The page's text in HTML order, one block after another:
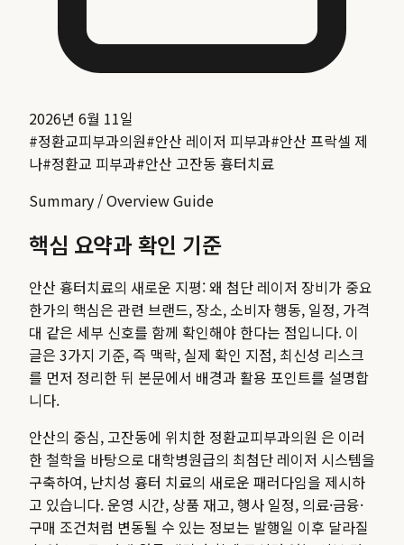
2026년 6월 11일
#정환교피부과의원#안산 레이저 피부과#안산 프락셀 제
나#정환교 피부과#안산 고잔동 흉터치료
Summary / Overview Guide
핵심 요약과 확인 기준
안산 흉터치료의 새로운 지평: 왜 첨단 레이저 장비가 중요
한가의 핵심은 관련 브랜드, 장소, 소비자 행동, 일정, 가격
대 같은 세부 신호를 함께 확인해야 한다는 점입니다. 이
글은 3가지 기준, 즉 맥락, 실제 확인 지점, 최신성 리스크
를 먼저 정리한 뒤 본문에서 배경과 활용 포인트를 설명합
니다.
안산의 중심, 고잔동에 위치한 정환교피부과의원 은 이러
한 철학을 바탕으로 대학병원급의 최첨단 레이저 시스템을
구축하여, 난치성 흉터 치료의 새로운 패러다임을 제시하
고 있습니다.운영 시간, 상품 재고, 행사 일정, 의료·금융·
구매 조건처럼 변동될 수 있는 정보는 발행일 이후 달라질